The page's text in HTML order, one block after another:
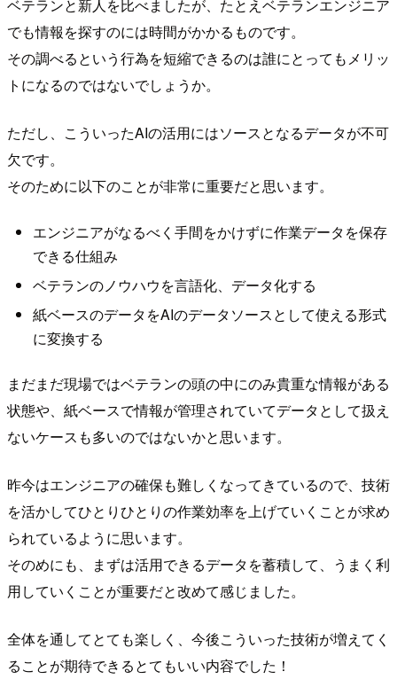
ベテランと新人を比べましたが、たとえベテランエンジニア
でも情報を探すのには時間がかかるものです。
その調べるという行為を短縮できるのは誰にとってもメリッ
トになるのではないでしょうか。
ただし、こういったAIの活用にはソースとなるデータが不可
欠です。
そのために以下のことが非常に重要だと思います。
エンジニアがなるべく手間をかけずに作業データを保存
できる仕組み
ベテランのノウハウを言語化、データ化する
紙ベースのデータをAIのデータソースとして使える形式
に変換する
まだまだ現場ではベテランの頭の中にのみ貴重な情報がある
状態や、紙ベースで情報が管理されていてデータとして扱え
ないケースも多いのではないかと思います。
昨今はエンジニアの確保も難しくなってきているので、技術
を活かしてひとりひとりの作業効率を上げていくことが求め
られているように思います。
そのめにも、まずは活用できるデータを蓄積して、うまく利
用していくことが重要だと改めて感じました。
全体を通してとても楽しく、今後こういった技術が増えてく
ることが期待できるとてもいい内容でした！